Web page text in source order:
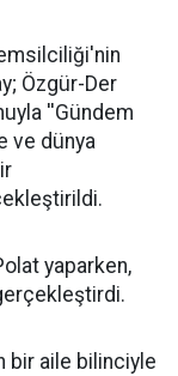
Özgür-Der
''Gündem
ve dünya
yaparken,
bir aile bilinciyle